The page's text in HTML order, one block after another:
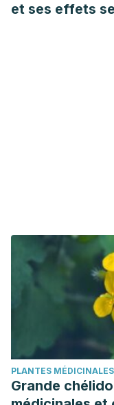
et ses effets
PLANTES MÉDICINALES
Grande